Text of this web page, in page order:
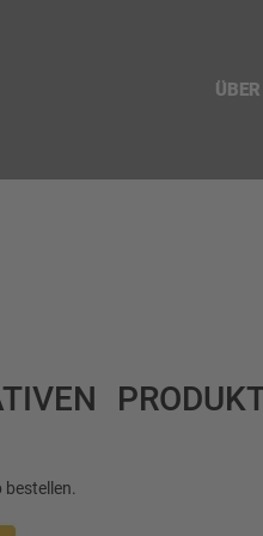
bestellen.